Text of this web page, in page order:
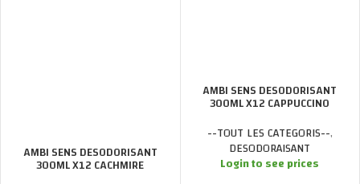
AMBI SENS DESODORISANT
300ML X12 CACHMIRE
AMBI SENS DESODORISANT
300ML X12 CAPPUCCINO
--TOUT LES CATEGORIS--,
DESODORAISANT
Login to see prices